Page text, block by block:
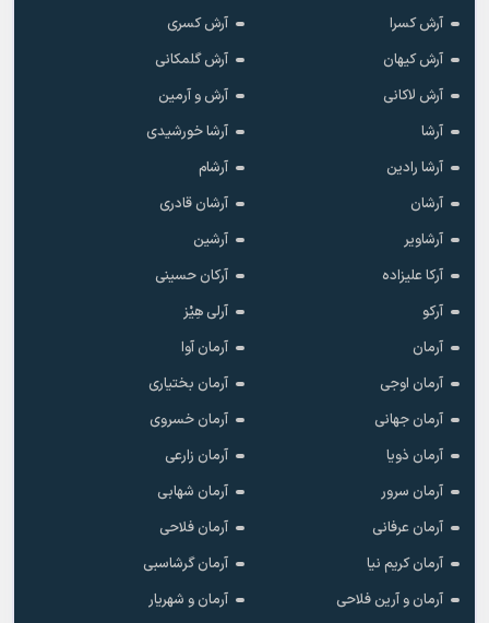
آرش کسرا
آرش کسری
آرش کیهان
آرش گلمکانی
آرش لاکانی
آرش و آرمین
آرشا
آرشا خورشیدی
آرشا رادین
آرشام
آرشان
آرشان قادری
آرشاویر
آرشین
آرکا علیزاده
آرکان حسینی
آرکو
آرلی هِیْز
آرمان
آرمان آوا
آرمان اوجی
آرمان بختیاری
آرمان جهانی
آرمان خسروی
آرمان ذویا
آرمان زارعی
آرمان سرور
آرمان شهابی
آرمان عرفانی
آرمان فلاحی
آرمان کریم نیا
آرمان گرشاسبی
آرمان و آرین فلاحی
آرمان و شهریار